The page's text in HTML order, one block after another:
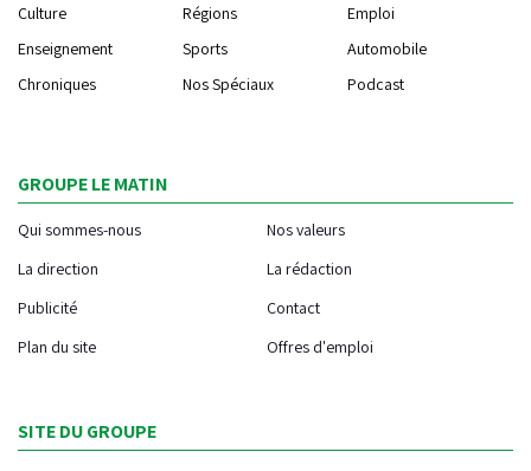
Culture
Régions
Emploi
Enseignement
Sports
Automobile
Chroniques
Nos Spéciaux Podcast
GROUPE LE MATIN
Qui sommes-nous
Nos valeurs
La direction
La rédaction
Publicité
Contact
Plan du site
Offres d'emploi
SITE DU GROUPE